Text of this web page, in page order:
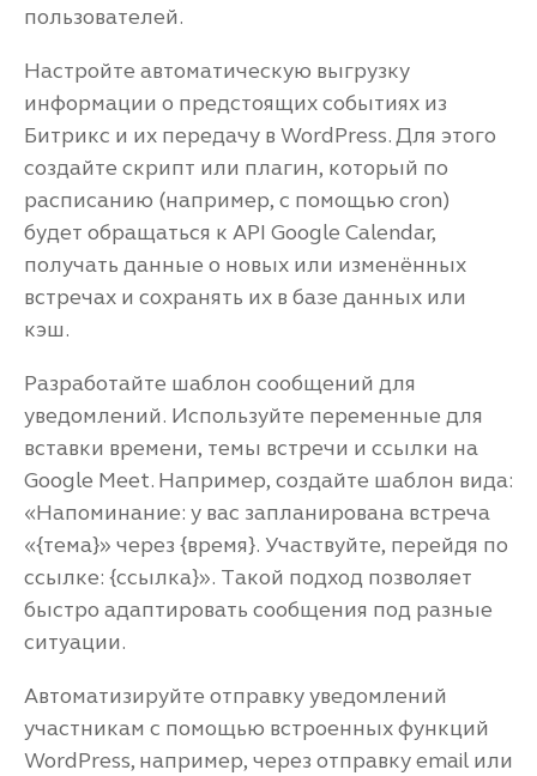
пользователей.
Настройте автоматическую выгрузку
информации о предстоящих событиях из
Битрикс и их передачу в WordPress. Для этого
создайте скрипт или плагин, который по
расписанию (например, с помощью cron)
будет обращаться к API Google Calendar,
получать данные о новых или изменённых
встречах и сохранять их в базе данных или
кэш.
Разработайте шаблон сообщений для
уведомлений. Используйте переменные для
вставки времени, темы встречи и ссылки на
Google Meet. Например, создайте шаблон вида:
«Напоминание: у вас запланирована встреча
«{тема}» через {время}. Участвуйте, перейдя по
ссылке: {ссылка}». Такой подход позволяет
быстро адаптировать сообщения под разные
ситуации.
Автоматизируйте отправку уведомлений
участникам с помощью встроенных функций
WordPress, например, через отправку email или